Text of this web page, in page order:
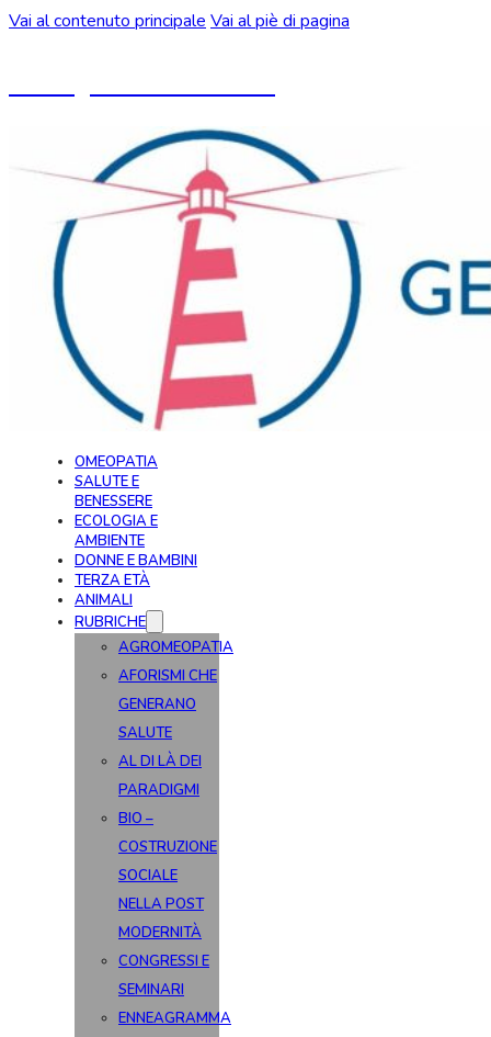
Vai al contenuto principale Vai al piè di pagina
OMEOPATIA
SALUTE E
BENESSERE
ECOLOGIA E
AMBIENTE
DONNE E BAMBINI
TERZA ETÀ
ANIMALI
RUBRICHE
AGROMEOPATIA
AFORISMI CHE
GENERANO
SALUTE
AL DI LÀ DEI
PARADIGMI
BIO –
COSTRUZIONE
SOCIALE
NELLA POST
MODERNITÀ
CONGRESSI E
SEMINARI
ENNEAGRAMMA